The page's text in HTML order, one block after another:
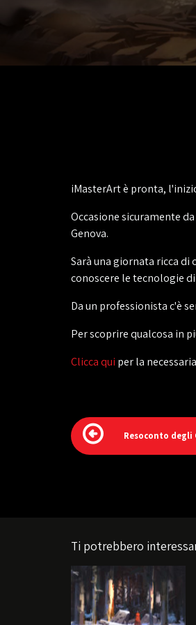
iMasterArt è pronta,
Occasione sicuramente
Genova.
Sarà una giornata ricca
conoscere le tecnologie
Da un professionista c'è
Per scoprire qualcosa in
Clicca qui per la
Resoconto degli
Ti potrebbero